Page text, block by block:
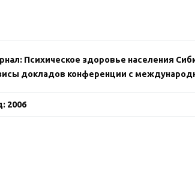
: Психическое здоровье населения
докладов конференции с
2006